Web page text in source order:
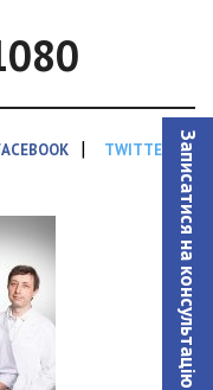
Записатися на консультацiю
| TWITTER